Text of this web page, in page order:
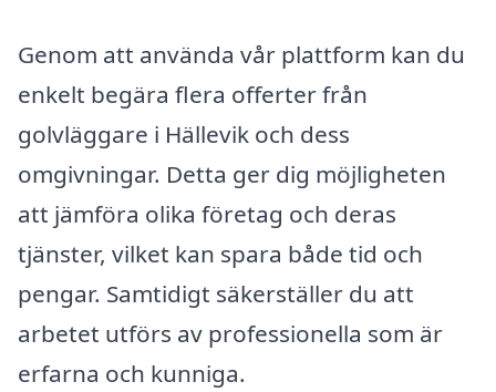
Genom att använda vår plattform kan du
enkelt begära flera offerter från
golvläggare i Hällevik och dess
omgivningar. Detta ger dig möjligheten
att jämföra olika företag och deras
tjänster, vilket kan spara både tid och
pengar. Samtidigt säkerställer du att
arbetet utförs av professionella som är
erfarna och kunniga.